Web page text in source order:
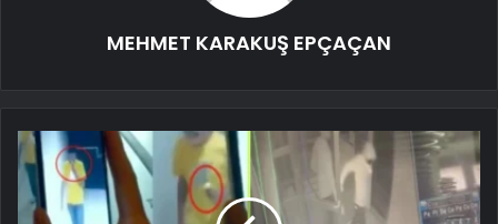
MEHMET KARAKUŞ EPÇAÇAN